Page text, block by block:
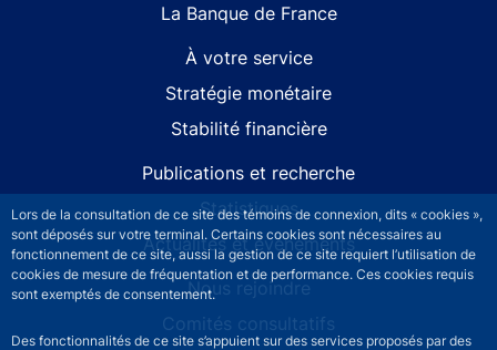
Lors de la consultation de ce site des témoins de connexion, dits « cookies »,
sont déposés sur votre terminal. Certains cookies sont nécessaires au
fonctionnement de ce site, aussi la gestion de ce site requiert l’utilisation de
cookies de mesure de fréquentation et de performance. Ces cookies requis
sont exemptés de consentement.
Des fonctionnalités de ce site s’appuient sur des services proposés par des
La Banque de France
À votre service
Stratégie monétaire
Stabilité financière
Publications et recherche
Statistiques
Actualités et événements
Nous rejoindre
Comités consultatifs